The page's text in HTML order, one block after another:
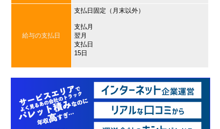
給与の支払日
支払日固定（月末以外）
支払月
翌月
支払日
15日